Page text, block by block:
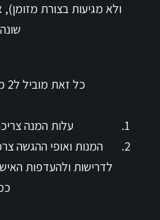
ולא מגיעות בצורת
כל זאת מוביל ל2 מסקנות חשובות:
עלות המנה
המנות ואופי ההגשה
לדרישות ולהעדפות